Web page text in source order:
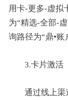
用卡-更多-虚拟
为“精选-全部-
询路径为“鼎•账
3.卡片激活
通过线上